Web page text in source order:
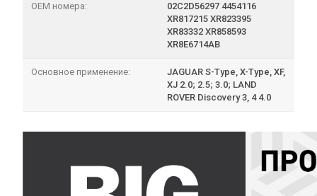
OEM номера:
02C2D56297 4454116
XR817215 XR823395
XR83332 XR858593
XR8E6714AB
Основное применение:
JAGUAR S-Type, X-Type, XF,
XJ 2.0; 2.5; 3.0; LAND
ROVER Discovery 3, 4 4.0